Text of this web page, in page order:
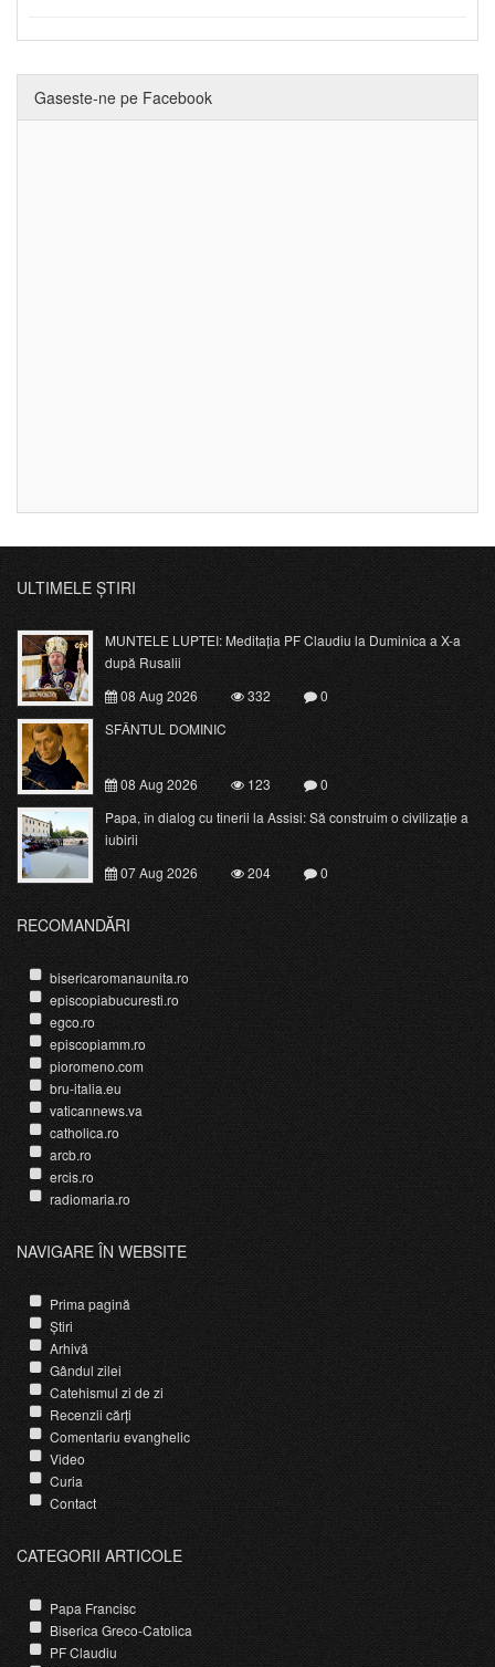
Gaseste-ne pe Facebook
ULTIMELE ȘTIRI
MUNTELE LUPTEI: Meditația PF Claudiu la Duminica a X-a
după Rusalii
08 Aug 2026
332
0
SFÂNTUL DOMINIC
08 Aug 2026 123
0
Papa, în dialog cu tinerii la Assisi: Să construim o civilizație a
iubirii
07 Aug 2026
204 0
RECOMANDĂRI
bisericaromanaunita.ro
episcopiabucuresti.ro
egco.ro
episcopiamm.ro
pioromeno.com
bru-italia.eu
vaticannews.va
catholica.ro
arcb.ro
ercis.ro
radiomaria.ro
NAVIGARE ÎN WEBSITE
Prima pagină
Știri
Arhivă
Gândul zilei
Catehismul zi de zi
Recenzii cărți
Comentariu evanghelic
Video
Curia
Contact
CATEGORII ARTICOLE
Papa Francisc
Biserica Greco-Catolica
PF Claudiu